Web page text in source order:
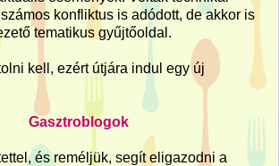
konfliktus is adódott, de akkor is
tematikus gyűjtőoldal.
kell, ezért útjára indul egy új
Gasztroblogok
és reméljük, segít eligazodni a